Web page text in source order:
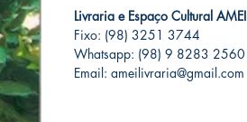
Livraria e Espaço Cultural AMEI
Fixo: (98) 3251 3744
Whatsapp: (98) 9 8283 2560
Email: ameilivraria@gmail.com